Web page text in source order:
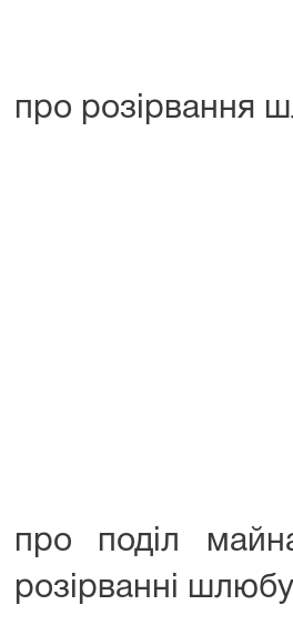
про розірвання
про поділ
розірванні шлюбу